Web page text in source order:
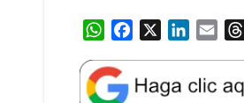
W
a
t
e
k